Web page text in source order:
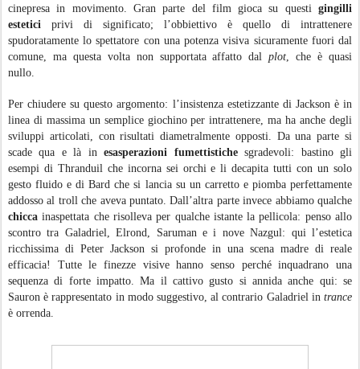
cinepresa in movimento. Gran parte del film gioca su questi gingilli
estetici privi di significato; l’obbiettivo è quello di intrattenere
spudoratamente lo spettatore con una potenza visiva sicuramente fuori dal
comune, ma questa volta non supportata affatto dalplot, che è quasi
nullo.
Per chiudere su questo argomento: l’insistenza estetizzante di Jackson è in
linea di massima un semplice giochino per intrattenere, ma ha anche degli
sviluppi articolati, con risultati diametralmente opposti. Da una parte si
scade qua e là inesasperazioni fumettistichesgradevoli: bastino gli
esempi di Thranduil che incorna sei orchi e li decapita tutti con un solo
gesto fluido e di Bard che si lancia su un carretto e piomba perfettamente
addosso al troll che aveva puntato. Dall’altra parte invece abbiamo qualche
chicca inaspettata che risolleva per qualche istante la pellicola: penso allo
scontro tra Galadriel, Elrond, Saruman e i nove Nazgul: qui l’estetica
ricchissima di Peter Jackson si profonde in una scena madre di reale
efficacia! Tutte le finezze visive hanno senso perché inquadrano una
sequenza di forte impatto. Ma il cattivo gusto si annida anche qui: se
Sauron è rappresentato in modo suggestivo, al contrario Galadriel in trance
è orrenda.